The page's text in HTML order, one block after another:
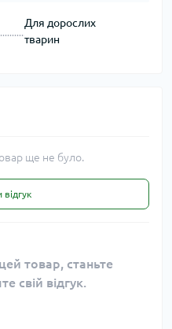
Для дорослих
тварин
ще не було.
товар, станьте
свій відгук.